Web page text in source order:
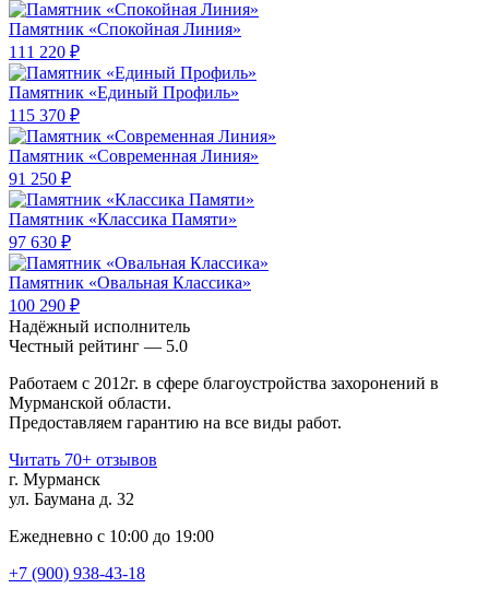
Памятник «Спокойная Линия»
111 220 ₽
Памятник «Единый Профиль»
115 370 ₽
Памятник «Современная Линия»
91 250 ₽
Памятник «Классика Памяти»
97 630 ₽
Памятник «Овальная Классика»
100 290 ₽
Надёжный исполнитель
Чеcтный рейтинг — 5.0
Работаем с 2012г. в сфере благоустройства захоронений в
Мурманской области.
Предоставляем гарантию на все виды работ.
Читать 70+ отзывов
г. Мурманск
ул. Баумана д. 32
Ежедневно с 10:00 до 19:00
+7 (900) 938-43-18